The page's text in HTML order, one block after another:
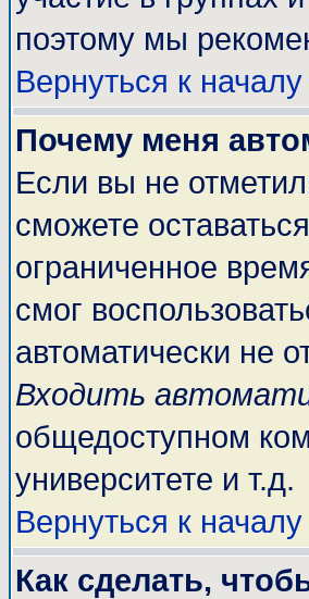
поэтому мы
Вернуться к началу
Почему меня
Если вы не
сможете
ограниченное
смог
автоматически не
Входить
общедоступном
университете и т.д.
Вернуться к началу
Как сделать,